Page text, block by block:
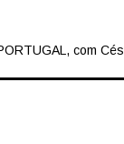
com